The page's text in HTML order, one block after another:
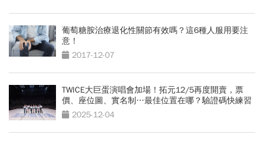
葡萄糖胺治療退化性關節有效嗎？這6種人服用要注
意！
2017-12-07
TWICE大巨蛋演唱會加場！拓元12/5再度開賣，票
價、座位圖、實名制…最佳位置在哪？驗證碼快練習
2025-12-04